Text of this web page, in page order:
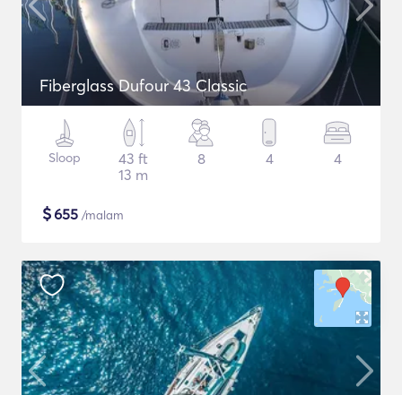
Fiberglass Dufour 43 Classic
Sloop
43 ft
13 m
8 4 4
$655 /malam